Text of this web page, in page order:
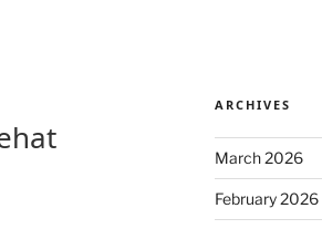
ARCHIVES
March 2026
February 2026